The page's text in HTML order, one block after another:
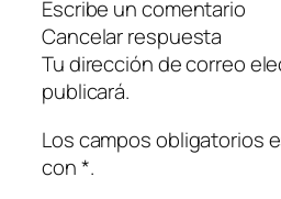
Escribe un comentario
Cancelar respuesta
Tu dirección de correo
publicará.
Los campos obligatorios
con *.